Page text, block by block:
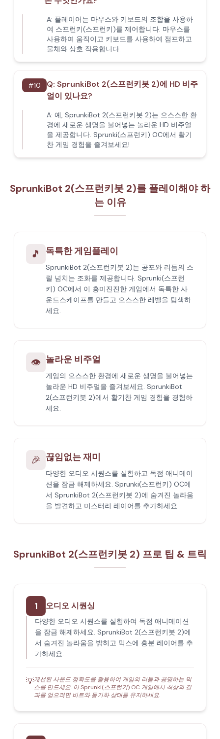
A: 플레이어는 마우스와 키보드의 조합을 사용하
여 스프런키(스프런키)를 제어합니다. 마우스를
사용하여 움직이고 키보드를 사용하여 점프하고
물체와 상호 작용합니다.
#10 Q: SprunkiBot 2(스프런키봇 2)에 HD 비주
얼이 있나요?
A: 예, SprunkiBot 2(스프런키봇 2)는 으스스한 환
경에 새로운 생명을 불어넣는 놀라운 HD 비주얼
을 제공합니다. Sprunki(스프런키) OC에서 활기
찬 게임 경험을 즐겨보세요!
SprunkiBot 2(스프런키봇 2)를 플레이해야 하
는 이유
🎵 독특한 게임플레이
SprunkiBot 2(스프런키봇 2)는 공포와 리듬의 스
릴 넘치는 조화를 제공합니다. Sprunki(스프런
키) OC에서 이 흥미진진한 게임에서 독특한 사
운드스케이프를 만들고 으스스한 레벨을 탐색하
세요.
👁️ 놀라운 비주얼
게임의 으스스한 환경에 새로운 생명을 불어넣는
놀라운 HD 비주얼을 즐겨보세요. SprunkiBot
2(스프런키봇 2)에서 활기찬 게임 경험을 경험하
세요.
🎉 끊임없는 재미
다양한 오디오 시퀀스를 실험하고 독점 애니메이
션을 잠금 해제하세요. Sprunki(스프런키) OC에
서 SprunkiBot 2(스프런키봇 2)에 숨겨진 놀라움
을 발견하고 미스터리 레이어를 추가하세요.
SprunkiBot 2(스프런키봇 2) 프로 팁 & 트릭
1 오디오 시퀀싱
다양한 오디오 시퀀스를 실험하여 독점 애니메이션
을 잠금 해제하세요. SprunkiBot 2(스프런키봇 2)에
서 숨겨진 놀라움을 밝히고 믹스에 흥분 레이어를 추
가하세요.
💡개선된 사운드 정확도를 활용하여 게임의 리듬과 공명하는 믹
스를 만드세요. 이 Sprunki(스프런키) OC 게임에서 최상의 결
과를 얻으려면 비트와 동기화 상태를 유지하세요.